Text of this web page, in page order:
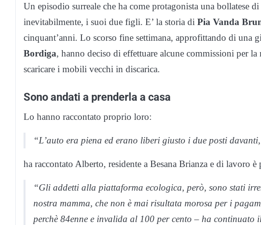
Un episodio surreale che ha come protagonista una bollatese
inevitabilmente, i suoi due figli. E’ la storia di Pia Vanda
cinquant’anni. Lo scorso fine settimana, approfittando di una
Bordiga, hanno deciso di effettuare alcune commissioni per
scaricare i mobili vecchi in discarica.
Sono andati a prenderla a casa
Lo hanno raccontato proprio loro:
“L’auto era piena ed erano liberi giusto i due posti
ha raccontato Alberto, residente a Besana Brianza e di lavoro
“Gli addetti alla piattaforma ecologica, però, sono stati
nostra mamma, che non è mai risultata morosa per i
perchè 84enne e invalida al 100 per cento – ha